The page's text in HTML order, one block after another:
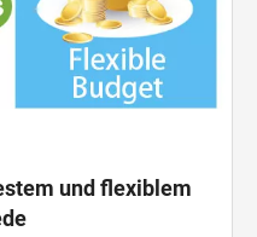
und flexiblem